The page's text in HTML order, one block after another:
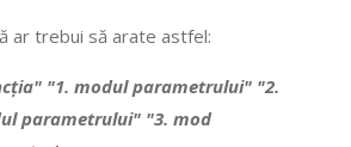
ar trebui să arate astfel:
"1. modul parametrului" "2.
parametrului" "3. mod